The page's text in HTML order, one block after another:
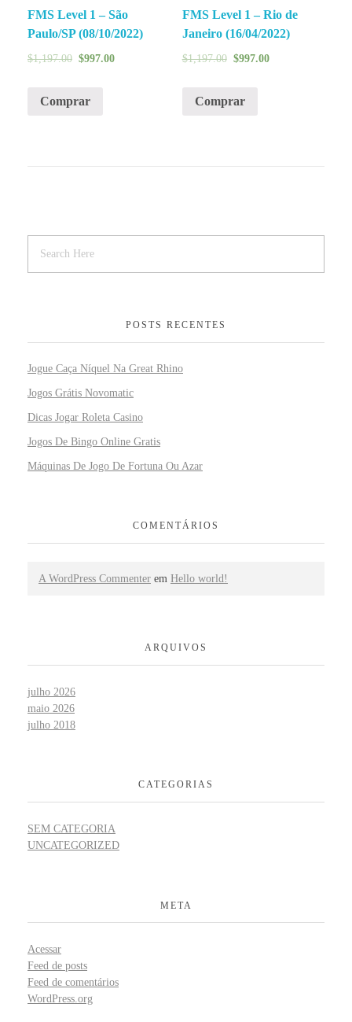
FMS Level 1 – São
Paulo/SP (08/10/2022)
$1,197.00 $997.00
Comprar
FMS Level 1 – Rio de
Janeiro (16/04/2022)
$1,197.00 $997.00
Comprar
POSTS RECENTES
Jogue Caça Níquel Na Great Rhino
Jogos Grátis Novomatic
Dicas Jogar Roleta Casino
Jogos De Bingo Online Gratis
Máquinas De Jogo De Fortuna Ou Azar
COMENTÁRIOS
A WordPress Commenter em Hello world!
ARQUIVOS
julho 2026
maio 2026
julho 2018
CATEGORIAS
SEM CATEGORIA
UNCATEGORIZED
META
Acessar
Feed de posts
Feed de comentários
WordPress.org